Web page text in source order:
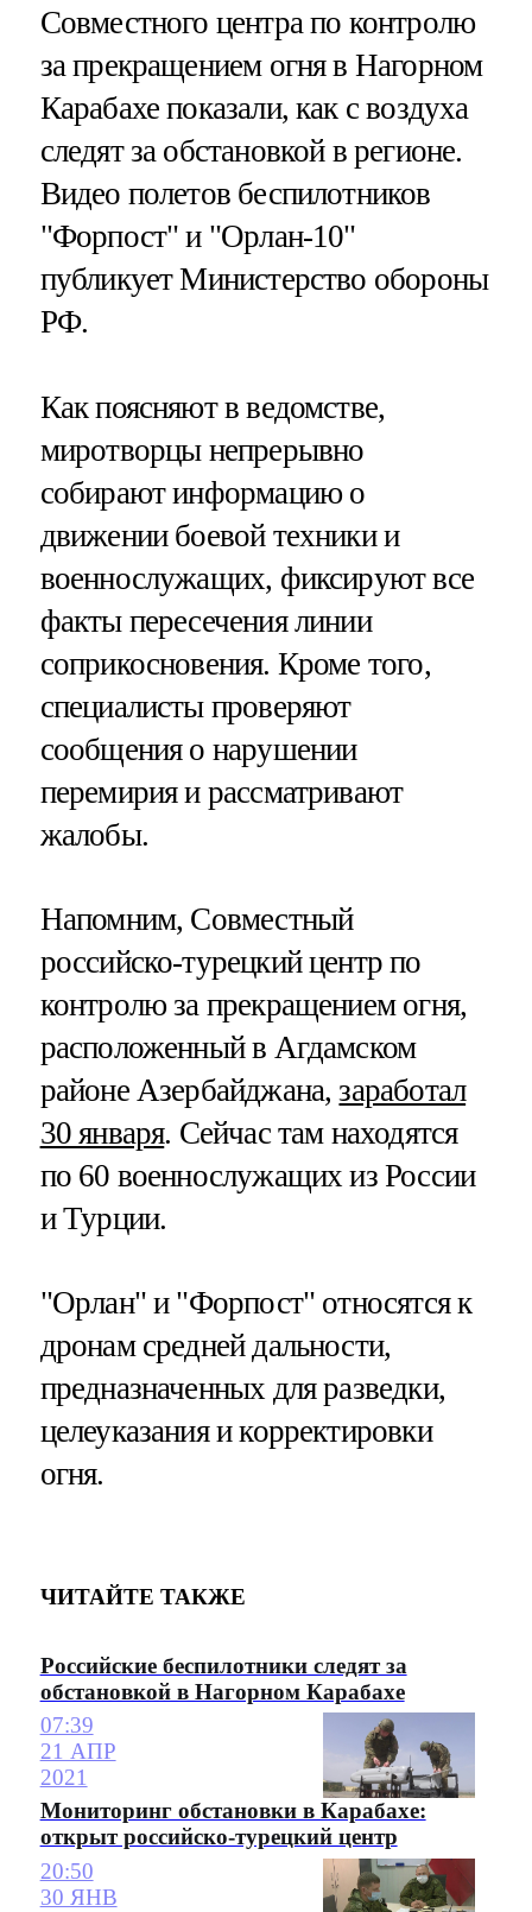
Совместного центра по контролю
за прекращением огня в Нагорном
Карабахе показали, как с воздуха
следят за обстановкой в регионе.
Видео полетов беспилотников
"Форпост" и "Орлан-10"
публикует Министерство обороны
РФ.
Как поясняют в ведомстве,
миротворцы непрерывно
собирают информацию о
движении боевой техники и
военнослужащих, фиксируют все
факты пересечения линии
соприкосновения. Кроме того,
специалисты проверяют
сообщения о нарушении
перемирия и рассматривают
жалобы.
Напомним, Совместный
российско-турецкий центр по
контролю за прекращением огня,
расположенный в Агдамском
районе Азербайджана,заработал
30 января. Сейчас там находятся
по 60 военнослужащих из России
и Турции.
"Орлан" и "Форпост" относятся к
дронам средней дальности,
предназначенных для разведки,
целеуказания и корректировки
огня.
ЧИТАЙТЕ ТАКЖЕ
Российские беспилотники следят за
обстановкой в Нагорном Карабахе
07:39
21 АПР
2021
Мониторинг обстановки в Карабахе:
открыт российско-турецкий центр
20:50
30 ЯНВ